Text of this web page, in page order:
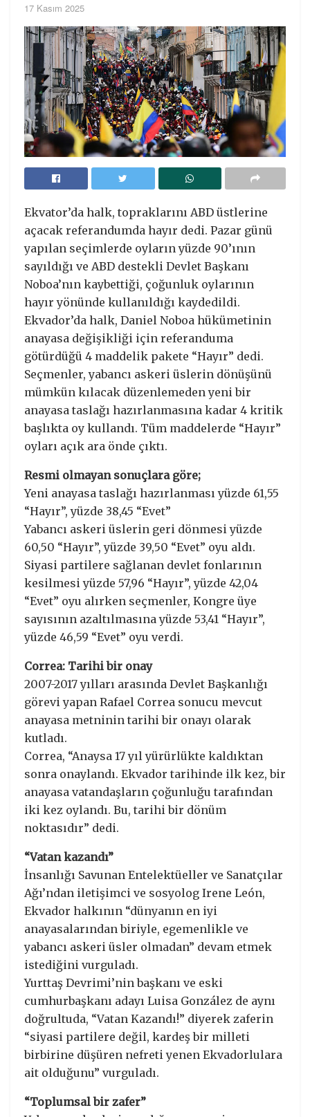
17 Kasım 2025
Ekvator’da halk, topraklarını ABD üstlerine
açacak referandumda hayır dedi. Pazar günü
yapılan seçimlerde oyların yüzde 90’ının
sayıldığı ve ABD destekli Devlet Başkanı
Noboa’nın kaybettiği, çoğunluk oylarının
hayır yönünde kullanıldığı kaydedildi.
Ekvador’da halk, Daniel Noboa hükümetinin
anayasa değişikliği için referanduma
götürdüğü 4 maddelik pakete “Hayır” dedi.
Seçmenler, yabancı askeri üslerin dönüşünü
mümkün kılacak düzenlemeden yeni bir
anayasa taslağı hazırlanmasına kadar 4 kritik
başlıkta oy kullandı. Tüm maddelerde “Hayır”
oyları açık ara önde çıktı.
Resmi olmayan sonuçlara göre;
Yeni anayasa taslağı hazırlanması yüzde 61,55
“Hayır”, yüzde 38,45 “Evet”
Yabancı askeri üslerin geri dönmesi yüzde
60,50 “Hayır”, yüzde 39,50 “Evet” oyu aldı.
Siyasi partilere sağlanan devlet fonlarının
kesilmesi yüzde 57,96 “Hayır”, yüzde 42,04
“Evet” oyu alırken seçmenler, Kongre üye
sayısının azaltılmasına yüzde 53,41 “Hayır”,
yüzde 46,59 “Evet” oyu verdi.
Correa: Tarihi bir onay
2007-2017 yılları arasında Devlet Başkanlığı
görevi yapan Rafael Correa sonucu mevcut
anayasa metninin tarihi bir onayı olarak
kutladı.
Correa, “Anaysa 17 yıl yürürlükte kaldıktan
sonra onaylandı. Ekvador tarihinde ilk kez, bir
anayasa vatandaşların çoğunluğu tarafından
iki kez oylandı. Bu, tarihi bir dönüm
noktasıdır” dedi.
“Vatan kazandı”
İnsanlığı Savunan Entelektüeller ve Sanatçılar
Ağı’ndan iletişimci ve sosyolog Irene León,
Ekvador halkının “dünyanın en iyi
anayasalarından biriyle, egemenlikle ve
yabancı askeri üsler olmadan” devam etmek
istediğini vurguladı.
Yurttaş Devrimi’nin başkanı ve eski
cumhurbaşkanı adayı Luisa González de aynı
doğrultuda, “Vatan Kazandı!” diyerek zaferin
“siyasi partilere değil, kardeş bir milleti
birbirine düşüren nefreti yenen Ekvadorlulara
ait olduğunu” vurguladı.
“Toplumsal bir zafer”